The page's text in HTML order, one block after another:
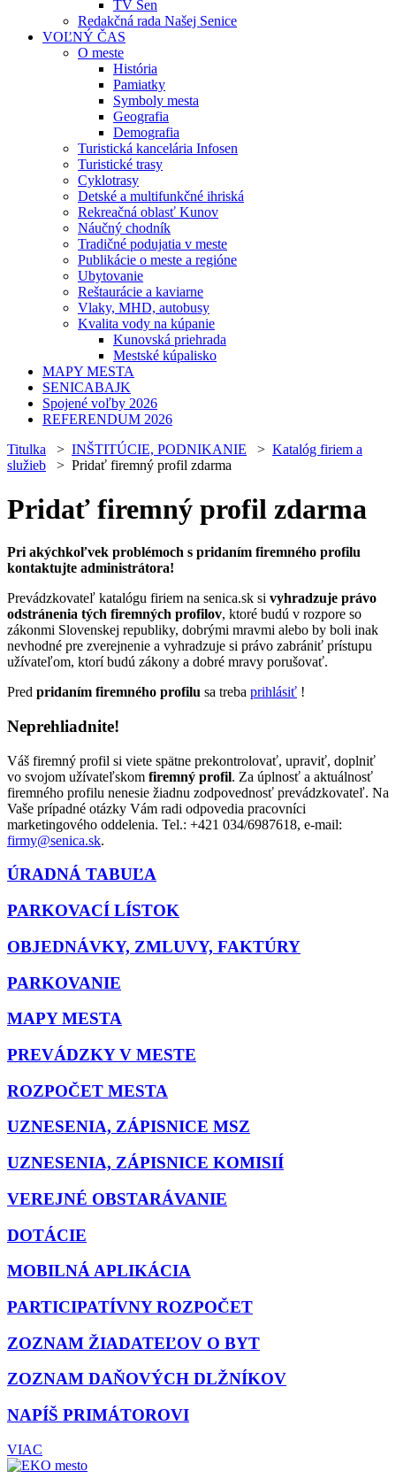
TV Sen
Redakčná rada Našej Senice
VOĽNÝ ČAS
O meste
História
Pamiatky
Symboly mesta
Geografia
Demografia
Turistická kancelária Infosen
Turistické trasy
Cyklotrasy
Detské a multifunkčné ihriská
Rekreačná oblasť Kunov
Náučný chodník
Tradičné podujatia v meste
Publikácie o meste a regióne
Ubytovanie
Reštaurácie a kaviarne
Vlaky, MHD, autobusy
Kvalita vody na kúpanie
Kunovská priehrada
Mestské kúpalisko
MAPY MESTA
SENICABAJK
Spojené voľby 2026
REFERENDUM 2026
Titulka > INŠTITÚCIE, PODNIKANIE > Katalóg firiem a
služieb > Pridať firemný profil zdarma
Pridať firemný profil zdarma
Pri akýchkoľvek problémoch s pridaním firemného profilu
kontaktujte administrátora!
Prevádzkovateľ katalógu firiem na senica.sk si vyhradzuje právo
odstránenia tých firemných profilov, ktoré budú v rozpore so
zákonmi Slovenskej republiky, dobrými mravmi alebo by boli inak
nevhodné pre zverejnenie a vyhradzuje si právo zabrániť prístupu
užívateľom, ktorí budú zákony a dobré mravy porušovať.
Pred pridaním firemného profilu sa treba prihlásiť !
Neprehliadnite!
Váš firemný profil si viete spätne prekontrolovať, upraviť, doplniť
vo svojom užívateľskom firemný profil. Za úplnosť a aktuálnosť
firemného profilu nenesie žiadnu zodpovednosť prevádzkovateľ. Na
Vaše prípadné otázky Vám radi odpovedia pracovníci
marketingového oddelenia. Tel.: +421 034/6987618, e-mail:
firmy@senica.sk.
ÚRADNÁ TABUĽA
PARKOVACÍ LÍSTOK
OBJEDNÁVKY, ZMLUVY, FAKTÚRY
PARKOVANIE
MAPY MESTA
PREVÁDZKY V MESTE
ROZPOČET MESTA
UZNESENIA, ZÁPISNICE MSZ
UZNESENIA, ZÁPISNICE KOMISIÍ
VEREJNÉ OBSTARÁVANIE
DOTÁCIE
MOBILNÁ APLIKÁCIA
PARTICIPATÍVNY ROZPOČET
ZOZNAM ŽIADATEĽOV O BYT
ZOZNAM DAŇOVÝCH DLŽNÍKOV
NAPÍŠ PRIMÁTOROVI
VIAC